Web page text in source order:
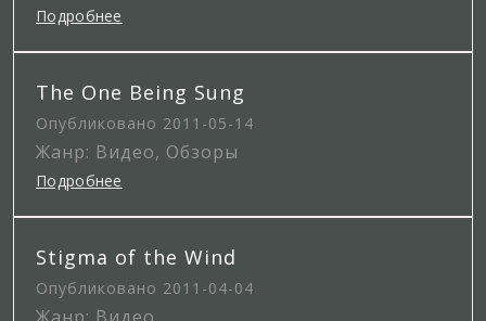
Подробнее
The One Being Sung
Опубликовано 2011-05-14
Жанр: Видео, Обзоры
Подробнее
Stigma of the Wind
Опубликовано 2011-04-04